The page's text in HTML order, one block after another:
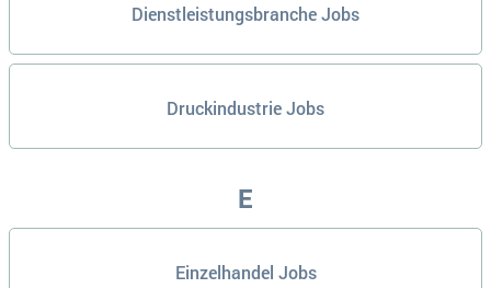
Dienstleistungsbranche Jobs
Druckindustrie Jobs
E
Einzelhandel Jobs